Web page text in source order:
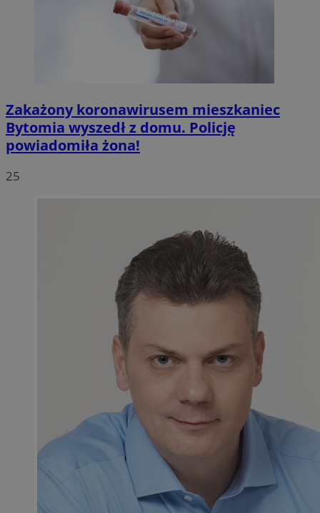
Zakażony koronawirusem mieszkaniec
Bytomia wyszedł z domu. Policję
powiadomiła żona!
25